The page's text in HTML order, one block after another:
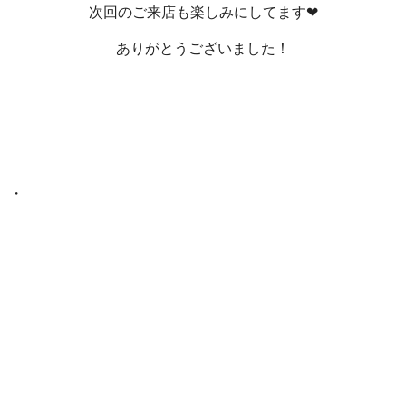
次回のご来店も楽しみにしてます❤
ありがとうございました！
・